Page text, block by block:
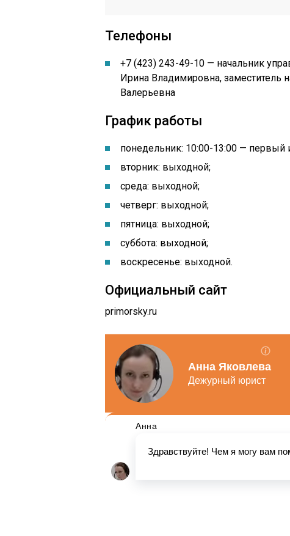
Телефоны
+7 (423) 243-49-10 — начальник
Ирина Владимировна, заместитель
Валерьевна
График работы
понедельник: 10:00-13:00 — первый
вторник: выходной;
среда: выходной;
четверг: выходной;
пятница: выходной;
суббота: выходной;
воскресенье: выходной.
Официальный сайт
primorsky.ru